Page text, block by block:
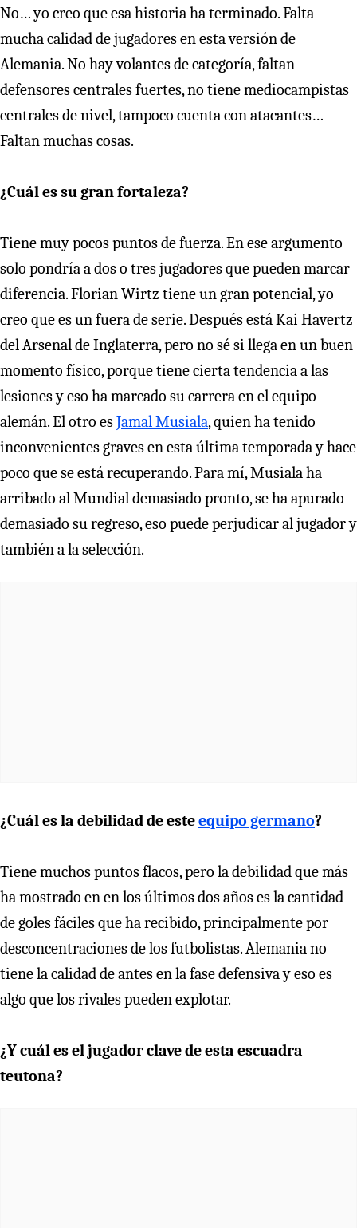
No… yo creo que esa historia ha terminado. Falta
mucha calidad de jugadores en esta versión de
Alemania. No hay volantes de categoría, faltan
defensores centrales fuertes, no tiene mediocampistas
centrales de nivel, tampoco cuenta con atacantes…
Faltan muchas cosas.
¿Cuál es su gran fortaleza?
Tiene muy pocos puntos de fuerza. En ese argumento
solo pondría a dos o tres jugadores que pueden marcar
diferencia. Florian Wirtz tiene un gran potencial, yo
creo que es un fuera de serie. Después está Kai Havertz
del Arsenal de Inglaterra, pero no sé si llega en un buen
momento físico, porque tiene cierta tendencia a las
lesiones y eso ha marcado su carrera en el equipo
alemán. El otro esJamal Musiala, quien ha tenido
inconvenientes graves en esta última temporada y hace
poco que se está recuperando. Para mí, Musiala ha
arribado al Mundial demasiado pronto, se ha apurado
demasiado su regreso, eso puede perjudicar al jugador y
también a la selección.
¿Cuál es la debilidad de esteequipo germano?
Tiene muchos puntos flacos, pero la debilidad que más
ha mostrado en en los últimos dos años es la cantidad
de goles fáciles que ha recibido, principalmente por
desconcentraciones de los futbolistas. Alemania no
tiene la calidad de antes en la fase defensiva y eso es
algo que los rivales pueden explotar.
¿Y cuál es el jugador clave de esta escuadra
teutona?